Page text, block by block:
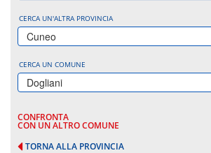
CERCA UN'ALTRA PROVINCIA
Cuneo
CERCA UN COMUNE
Dogliani
CONFRONTA
CON UN ALTRO COMUNE
TORNA ALLA PROVINCIA